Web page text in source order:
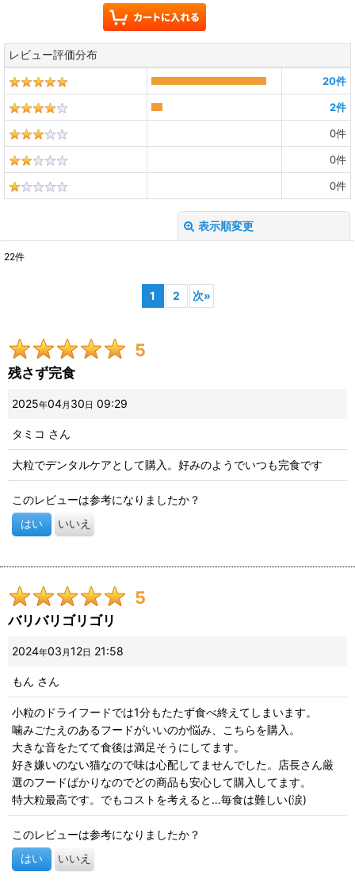
レビュー評価分布
20件
2件
0件
0件
0件
表示順変更
画像:
星の数 :
並び順 :
絞り込む
22件
1 2 次»
5
残さず完食
2025年04月 30 日 09:29
タミコ さん
大粒でデンタルケアとして購入。好みのようでいつも完食です
このレビューは参考になりましたか？
はい いいえ
5
バリバリゴリゴリ
2024年03 月 12日 21:58
もん さん
小粒のドライフードでは1分もたたず食べ終えてしまいます。
噛みごたえのあるフードがいいのか悩み、こちらを購入。
大きな音をたてて食後は満足そうにしてます。
好き嫌いのない猫なので味は心配してませんでした。店長さん厳
選のフードばかりなのでどの商品も安心して購入してます。
特大粒最高です。でもコストを考えると…毎食は難しい(涙)
このレビューは参考になりましたか？
はい いいえ